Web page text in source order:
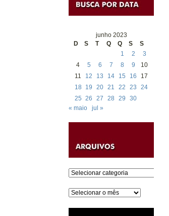
junho 2023
D
S T Q Q S
S
1
2
3
4
5 6 7 8 9
10
11
12 13 14 15 16
17
18
19 20 21 22 23
24
25 26 27 28 29
30
« maio
jul »
Categorias
Arquivos